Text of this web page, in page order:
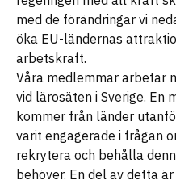
med de förändringar vi
öka EU-ländernas
arbetskraft.
Våra medlemmar arbetar
vid lärosäten i Sverige. En
kommer från länder
varit engagerade i frågan
rekrytera och behålla
behöver. En del av detta